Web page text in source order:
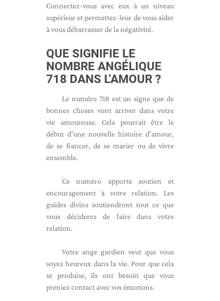
Connectez-vous avec eux à un niveau
supérieur et permettez-leur de vous aider
à vous débarrasser de la négativité.
QUE SIGNIFIE LE
NOMBRE ANGÉLIQUE
718 DANS L'AMOUR ?
Le numéro 718 est un signe que de
bonnes choses vont arriver dans votre
vie amoureuse. Cela pourrait être le
début d'une nouvelle histoire d'amour,
de se fiancer, de se marier ou de vivre
ensemble.
Ce numéro apporte soutien et
encouragement à votre relation. Les
guides divins soutiendront tout ce que
vous déciderez de faire dans votre
relation.
Votre ange gardien veut que vous
soyez heureux dans la vie. Pour que cela
se produise, ils ont besoin que vous
preniez contact avec vos émotions.